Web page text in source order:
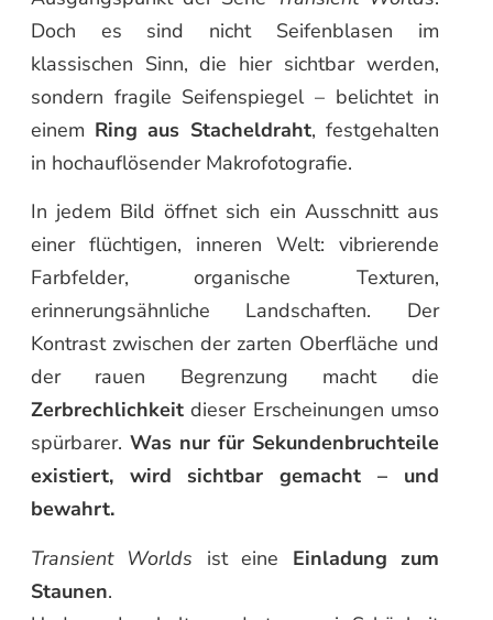
Doch es sind nicht Seifenblasen im
klassischen Sinn, die hier sichtbar werden,
sondern fragile Seifenspiegel – belichtet in
einem Ring aus Stacheldraht, festgehalten
in hochauflösender Makrofotografie.
In jedem Bild öffnet sich ein Ausschnitt aus
einer flüchtigen, inneren Welt: vibrierende
Farbfelder, organische Texturen,
erinnerungsähnliche Landschaften. Der
Kontrast zwischen der zarten Oberfläche und
der rauen Begrenzung macht die
Zerbrechlichkeitdieser Erscheinungen umso
spürbarer. Was nur für Sekundenbruchteile
existiert, wird sichtbar gemacht – und
bewahrt.
Transient Worlds ist eine Einladung zum
Staunen.